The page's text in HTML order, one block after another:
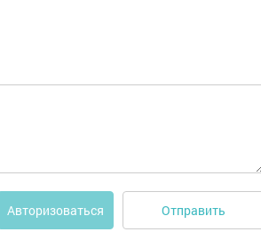
Авторизоваться Отправить